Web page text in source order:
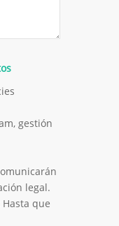
gestión
legal.
que